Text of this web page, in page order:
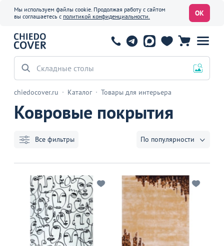
Мы используем файлы cookie. Продолжая работу с сайтом
вы соглашаетесь с политикой конфиденциальности. ОК
Офисные стулья
chiedocover.ru Каталог Товары для интерьера
Ковровые покрытия
Все фильтры По популярности